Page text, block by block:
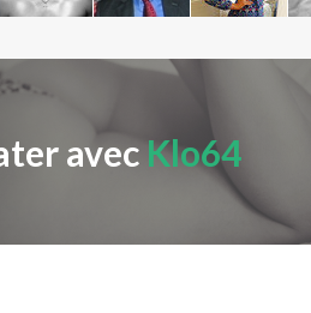
avecKlo64